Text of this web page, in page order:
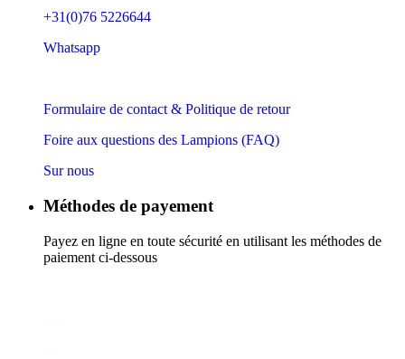
+31(0)76 5226644
Whatsapp
Formulaire de contact & Politique de retour
Foire aux questions des Lampions (FAQ)
Sur nous
Méthodes de payement
Payez en ligne en toute sécurité en utilisant les méthodes de
paiement ci-dessous